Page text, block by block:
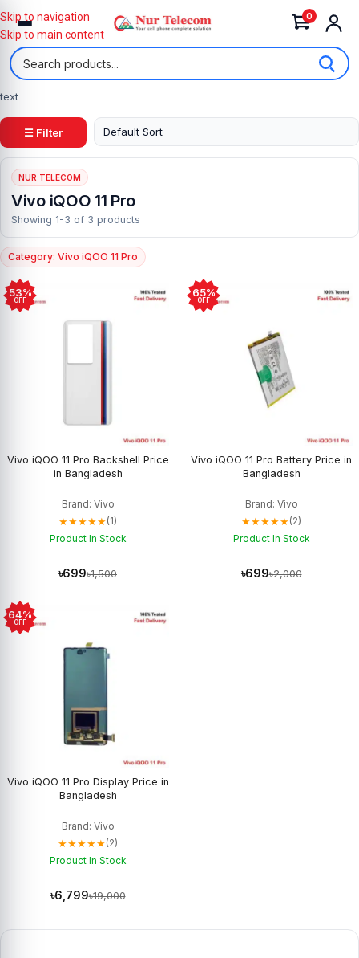
0
Skip to navigation
Skip to main content
text
☰ Filter
NUR TELECOM
Vivo iQOO 11 Pro
Showing 1-3 of 3 products
Category: Vivo iQOO 11 Pro
53%
OFF
Vivo iQOO 11 Pro Backshell Price
in Bangladesh
Brand: Vivo
★★★★★(1)
Product In Stock
৳699৳1,500
65%
OFF
Vivo iQOO 11 Pro Battery Price in
Bangladesh
Brand: Vivo
★★★★★(2)
Product In Stock
৳699৳2,000
64%
OFF
Vivo iQOO 11 Pro Display Price in
Bangladesh
Brand: Vivo
★★★★★(2)
Product In Stock
৳6,799৳19,000